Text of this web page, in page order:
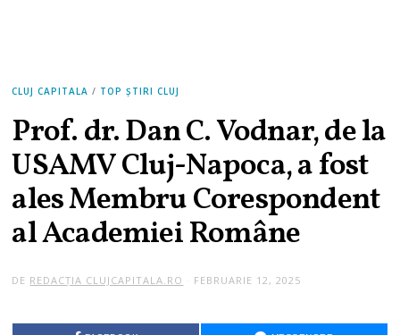
CLUJ CAPITALA / TOP ȘTIRI CLUJ
Prof. dr. Dan C. Vodnar, de la
USAMV Cluj-Napoca, a fost
ales Membru Corespondent
al Academiei Române
DE REDACȚIA CLUJCAPITALA.RO FEBRUARIE 12, 2025